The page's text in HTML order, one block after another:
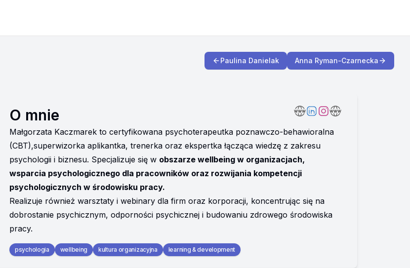
Paulina Danielak Anna Ryman-Czarnecka
O mnie
Małgorzata Kaczmarek to certyfikowana psychoterapeutka poznawczo-behawioralna
(CBT),superwizorka aplikantka, trenerka oraz ekspertka łącząca wiedzę z zakresu
psychologii i biznesu. Specjalizuje się w obszarze wellbeing w organizacjach,
wsparcia psychologicznego dla pracowników oraz rozwijania kompetencji
psychologicznych w środowisku pracy.
Realizuje również warsztaty i webinary dla firm oraz korporacji, koncentrując się na
dobrostanie psychicznym, odporności psychicznej i budowaniu zdrowego środowiska
pracy.
psychologia wellbeing kultura organizacyjna learning & development